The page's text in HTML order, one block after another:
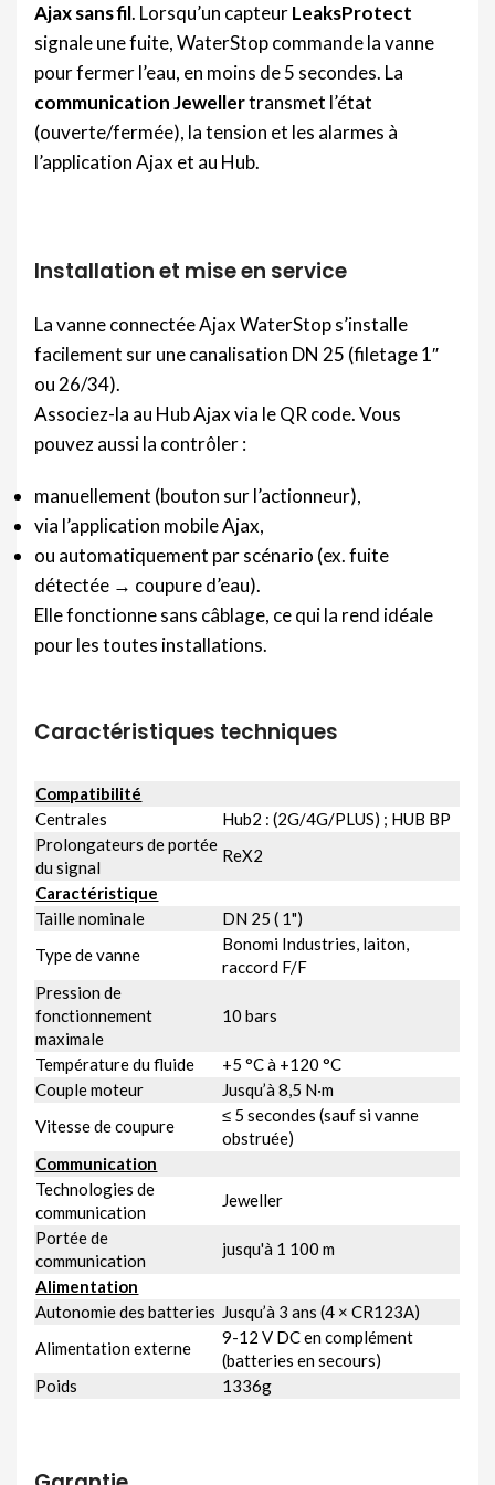
Ajax sans fil. Lorsqu’un capteurLeaksProtect
signale une fuite, WaterStop commande la vanne
pour fermer l’eau, en moins de 5 secondes. La
communication Jewellertransmet l’état
(ouverte/fermée), la tension et les alarmes à
l’application Ajax et au Hub.
Installation et mise en service
La vanne connectée Ajax WaterStop s’installe
facilement sur une canalisation DN 25 (filetage 1″
ou 26/34).
Associez-la au Hub Ajax via le QR code. Vous
pouvez aussi la contrôler :
manuellement (bouton sur l’actionneur),
via l’application mobile Ajax,
ou automatiquement par scénario (ex. fuite
détectée → coupure d’eau).
Elle fonctionne sans câblage, ce qui la rend idéale
pour les toutes installations.
Caractéristiques techniques
Compatibilité
Centrales
Hub2 : (2G/4G/PLUS) ; HUB BP
Prolongateurs de portée
du signal
ReX2
Caractéristique
Taille nominale
DN 25 ( 1")
Type de vanne
Bonomi Industries, laiton,
raccord F/F
Pression de
fonctionnement
maximale
10 bars
Température du fluide
+5 °C à +120 °C
Couple moteur
Jusqu’à 8,5 N·m
Vitesse de coupure
≤ 5 secondes (sauf si vanne
obstruée)
Communication
Technologies de
communication
Jeweller
Portée de
communication
jusqu'à 1 100 m
Alimentation
Autonomie des batteries Jusqu’à 3 ans (4 × CR123A)
Alimentation externe
9-12 V DC en complément
(batteries en secours)
Poids
1336g